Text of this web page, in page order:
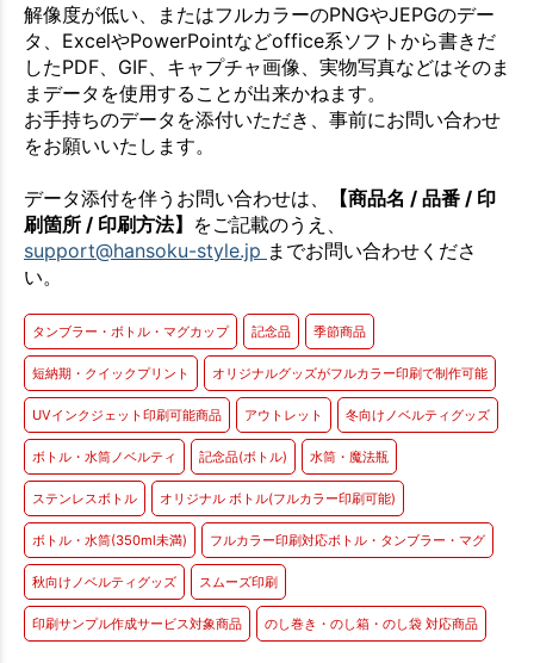
解像度が低い、またはフルカラーのPNGやJEPGのデー
タ、ExcelやPowerPointなどoffice系ソフトから書きだ
したPDF、GIF、キャプチャ画像、実物写真などはそのま
まデータを使用することが出来かねます。
お手持ちのデータを添付いただき、事前にお問い合わせ
をお願いいたします。
データ添付を伴うお問い合わせは、
【商品名 / 品番 / 印
刷箇所 / 印刷方法】 をご記載のうえ、
support@hansoku-style.jp までお問い合わせくださ
い。
タンブラー・ボトル・マグカップ 記念品 季節商品
短納期・クイックプリント オリジナルグッズがフルカラー印刷で制作可能
UVインクジェット印刷可能商品 アウトレット 冬向けノベルティグッズ
ボトル・水筒ノベルティ 記念品(ボトル) 水筒・魔法瓶
ステンレスボトル オリジナル ボトル(フルカラー印刷可能)
ボトル・水筒(350ml未満) フルカラー印刷対応ボトル・タンブラー・マグ
秋向けノベルティグッズ スムーズ印刷
印刷サンプル作成サービス対象商品 のし巻き・のし箱・のし袋 対応商品